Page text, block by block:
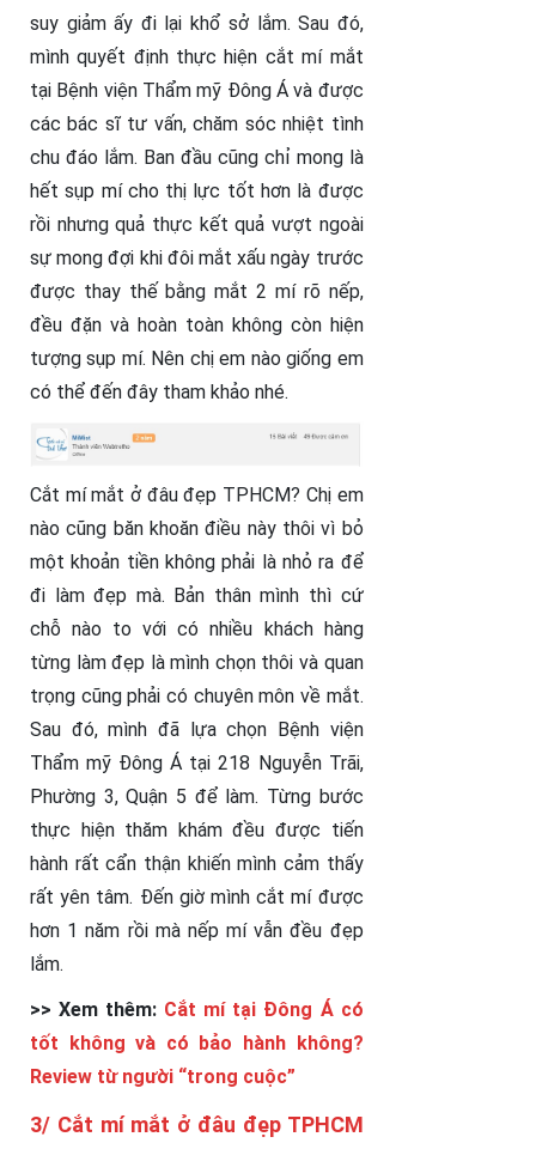
suy giảm ấy đi lại khổ sở lắm. Sau đó,
mình quyết định thực hiện cắt mí mắt
tại Bệnh viện Thẩm mỹ Đông Á và được
các bác sĩ tư vấn, chăm sóc nhiệt tình
chu đáo lắm. Ban đầu cũng chỉ mong là
hết sụp mí cho thị lực tốt hơn là được
rồi nhưng quả thực kết quả vượt ngoài
sự mong đợi khi đôi mắt xấu ngày trước
được thay thế bằng mắt 2 mí rõ nếp,
đều đặn và hoàn toàn không còn hiện
tượng sụp mí. Nên chị em nào giống em
có thể đến đây tham khảo nhé.
Cắt mí mắt ở đâu đẹp TPHCM? Chị em
nào cũng băn khoăn điều này thôi vì bỏ
một khoản tiền không phải là nhỏ ra để
đi làm đẹp mà. Bản thân mình thì cứ
chỗ nào to với có nhiều khách hàng
từng làm đẹp là mình chọn thôi và quan
trọng cũng phải có chuyên môn về mắt.
Sau đó, mình đã lựa chọn Bệnh viện
Thẩm mỹ Đông Á tại 218 Nguyễn Trãi,
Phường 3, Quận 5 để làm. Từng bước
thực hiện thăm khám đều được tiến
hành rất cẩn thận khiến mình cảm thấy
rất yên tâm. Đến giờ mình cắt mí được
hơn 1 năm rồi mà nếp mí vẫn đều đẹp
lắm.
>> Xem thêm: Cắt mí tại Đông Á có
tốt không và có bảo hành không?
Review từ người “trong cuộc”
3/ Cắt mí mắt ở đâu đẹp TPHCM